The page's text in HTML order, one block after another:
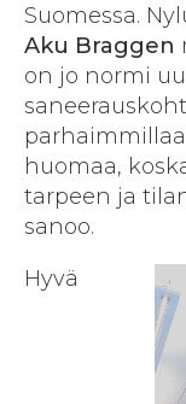
Suomessa.
Aku Braggen
on jo normi
huomaa,
tarpeen ja
sanoo.
Hyvä